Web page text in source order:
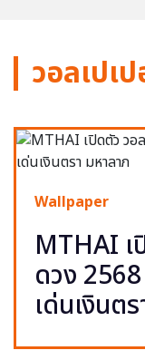
วอลเปเ
Wallpaper
MTHAI เ
ดวง
เด่นเงินต